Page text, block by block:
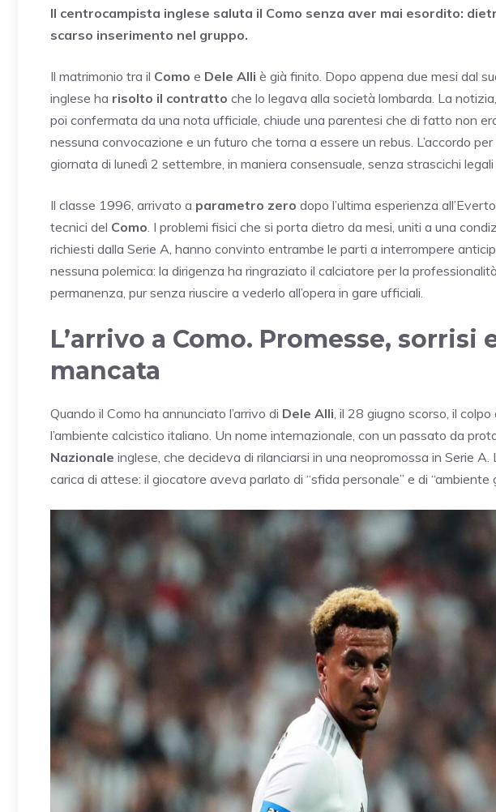
Il centrocampista inglese saluta il Como senza aver mai esordito:
scarso inserimento nel gruppo.
Il matrimonio tra il Como e Dele Alli è già finito. Dopo appena due mesi dal
inglese ha risolto il contratto che lo legava alla società lombarda. La
poi confermata da una nota ufficiale, chiude una parentesi che di fatto non
nessuna convocazione e un futuro che torna a essere un rebus. L’accordo
giornata di lunedì 2 settembre, in maniera consensuale, senza strascichi legali
Il classe 1996, arrivato a parametro zero dopo l’ultima esperienza
tecnici del Como . I problemi fisici che si porta dietro da mesi, uniti a una
richiesti dalla Serie A, hanno convinto entrambe le parti a interrompere
nessuna polemica: la dirigenza ha ringraziato il calciatore per la
permanenza, pur senza riuscire a vederlo all’opera in gare ufficiali.
L’arrivo a Como. Promesse, sorrisi
mancata
Quando il Como ha annunciato l’arrivo di Dele Alli , il 28 giugno scorso, il
l’ambiente calcistico italiano. Un nome internazionale, con un passato da
Nazionale inglese, che decideva di rilanciarsi in una neopromossa in Serie A.
carica di attese: il giocatore aveva parlato di “sfida personale” e di “ambiente